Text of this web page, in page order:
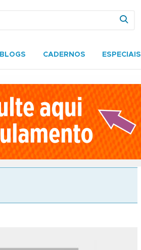
BLOGS CADERNOS ESPECIAIS